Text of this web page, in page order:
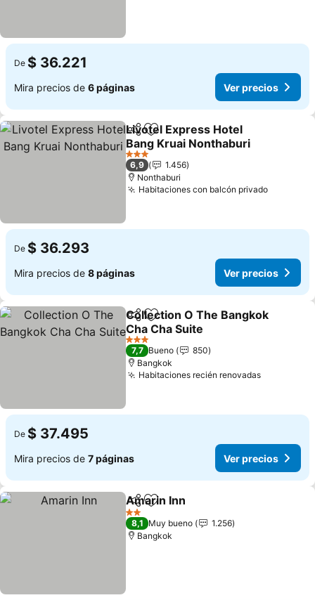
De $ 36.221
Mira precios de 6 páginas Ver precios
CompartirAgregar a favoritos
Livotel Express Hotel
Bang Kruai Nonthaburi
Ver precios
3 Estrellas
6,9
1.456
Nonthaburi
Habitaciones con balcón privadoVer
De $ 36.293
Mira precios de 8 páginas Ver precios
CompartirAgregar a favoritos
Collection O The Bangkok
Cha Cha Suite
Ver precios
3 Estrellas
7,7 Bueno
850
Bangkok
Habitaciones recién renovadasVer
De $ 37.495
Mira precios de 7 páginas Ver precios
CompartirAgregar a favoritos
Amarin Inn
2 Estrellas
8,1 Muy bueno
1.256
Bangkok